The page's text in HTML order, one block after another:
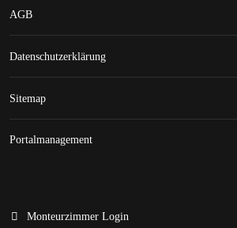
AGB
Datenschutzerklärung
Sitemap
Portalmanagement
Monteurzimmer Login